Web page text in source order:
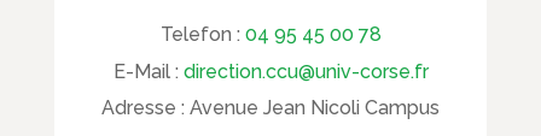
Telefon : 04 95 45 00 78
E-Mail : direction.ccu@univ-corse.fr
Adresse : Avenue Jean Nicoli Campus